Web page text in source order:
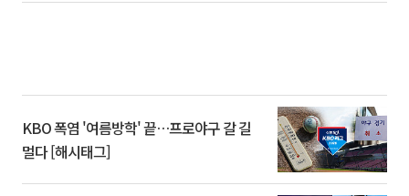
KBO 폭염 '여름방학' 끝…프로야구 갈 길
멀다 [해시태그]